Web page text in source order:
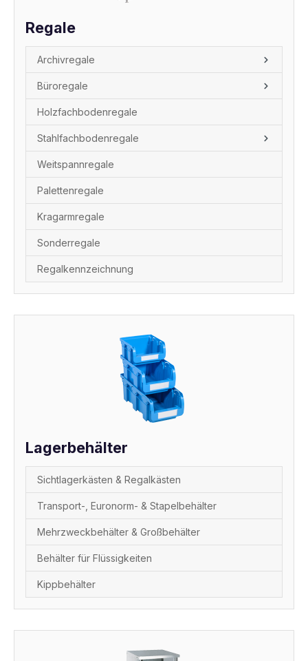
Regale
Archivregale
Büroregale
Holzfachbodenregale
Stahlfachbodenregale
Weitspannregale
Palettenregale
Kragarmregale
Sonderregale
Regalkennzeichnung
Lagerbehälter
Sichtlagerkästen & Regalkästen
Transport-, Euronorm- & Stapelbehälter
Mehrzweckbehälter & Großbehälter
Behälter für Flüssigkeiten
Kippbehälter